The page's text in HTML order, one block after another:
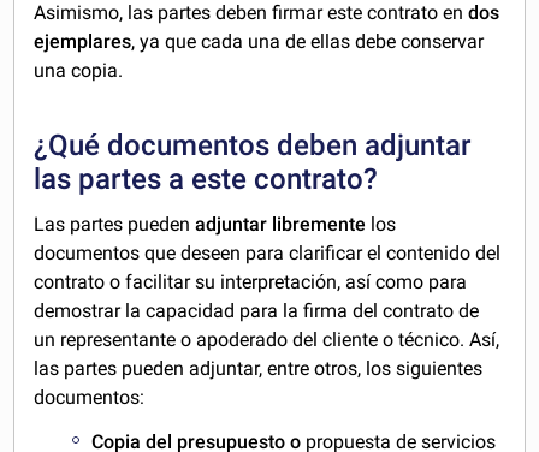
Asimismo, las partes deben firmar este contrato endos
ejemplares, ya que cada una de ellas debe conservar
una copia.
¿Qué documentos deben adjuntar
las partes a este contrato?
Las partes puedenadjuntar libremente los
documentos que deseen para clarificar el contenido del
contrato o facilitar su interpretación, así como para
demostrar la capacidad para la firma del contrato de
un representante o apoderado del cliente o técnico. Así,
las partes pueden adjuntar, entre otros, los siguientes
documentos:
Copia del presupuesto o propuesta de servicios